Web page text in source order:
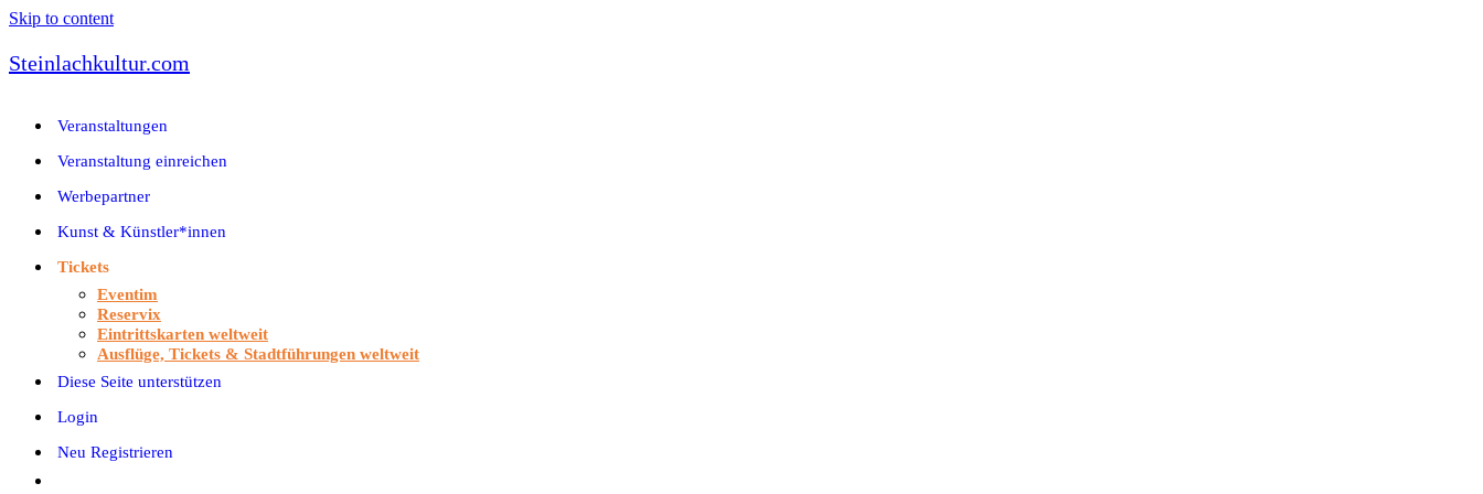
Skip to content
Steinlachkultur.com
Veranstaltungen
Veranstaltung einreichen
Werbepartner
Kunst & Künstler*innen
Tickets
Eventim
Reservix
Eintrittskarten weltweit
Ausflüge, Tickets & Stadtführungen weltweit
Diese Seite unterstützen
Login
Neu Registrieren